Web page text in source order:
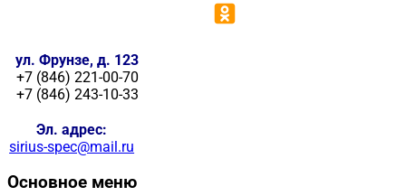
ул. Фрунзе, д. 123
+7 (846) 221-00-70
+7 (846) 243-10-33
Эл. адрес:
sirius-spec@mail.ru
Основное меню